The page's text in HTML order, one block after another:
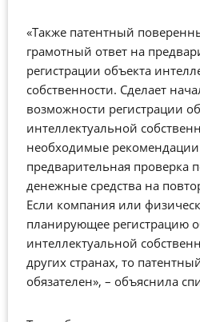
«Также патентный
грамотный ответ на
регистрации объекта
собственности. Сделает
возможности регистрации
интеллектуальной
необходимые
предварительная проверка
денежные средства на
Если компания или
планирующее регистрацию
интеллектуальной
других странах, то
обязателен», – объяснила